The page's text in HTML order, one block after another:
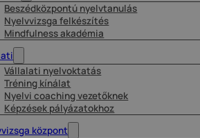
Beszédközpontú nyelvtanulás
Nyelvvizsga felkészítés
Mindfulness akadémia
Vállalati nyelvoktatás
Tréning kínálat
Nyelvi coaching vezetőknek
Képzések pályázatokhoz
központ